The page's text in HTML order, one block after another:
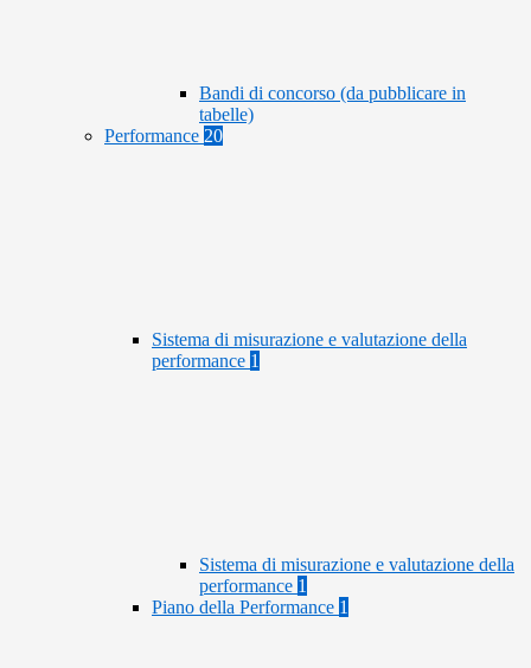
Bandi di concorso (da pubblicare in
tabelle)
Performance 20
Sistema di misurazione e valutazione della
performance 1
Sistema di misurazione e valutazione della
performance 1
Piano della Performance 1